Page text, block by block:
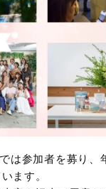
は参加者を募り、
ます。